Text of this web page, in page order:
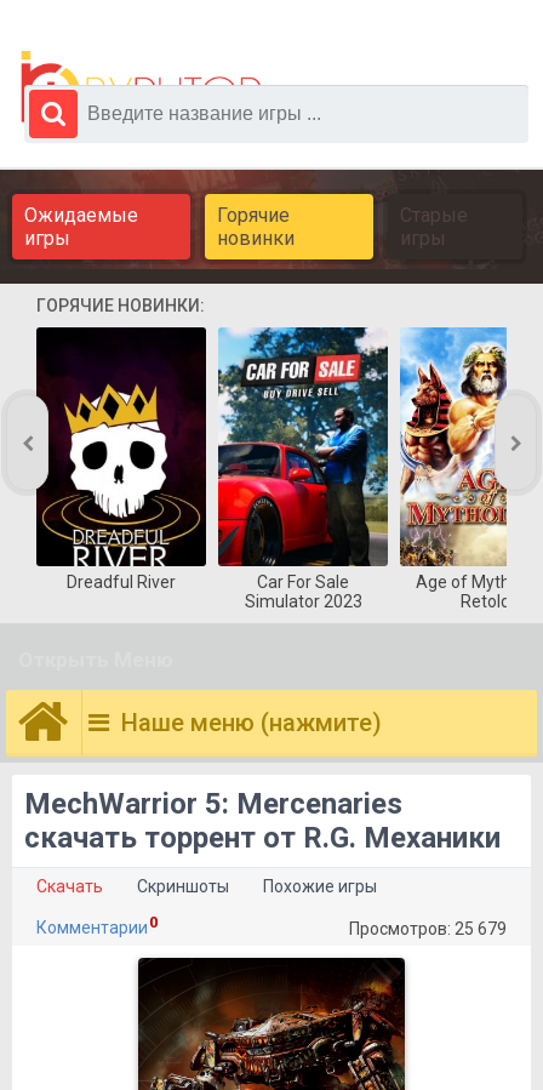
Ожидаемые
игры
Горячие
новинки
Старые
игры
ГОРЯЧИЕ НОВИНКИ:
Dreadful River
Car For Sale
Simulator 2023
Age of
Retold
Наше меню (нажмите)
MechWarrior 5: Mercenaries
скачать торрент от R.G. Механики
Скачать Скриншоты Похожие игры
Комментарии 0 Просмотров: 25 679